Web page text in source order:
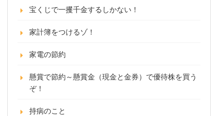
宝くじで一攫千金するしかない！
家計簿をつけるゾ！
家電の節約
懸賞で節約～懸賞金（現金と金券）で優待株を買う
ぞ！
持病のこと